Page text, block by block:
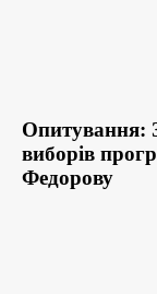
Опитування:
виборів
Федорову